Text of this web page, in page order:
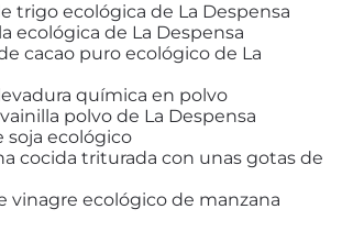
trigo ecológica de La Despensa
ecológica de La Despensa
cacao puro ecológico de La
química en polvo
polvo de La Despensa
soja ecológico
cocida triturada con unas gotas de
vinagre ecológico de manzana